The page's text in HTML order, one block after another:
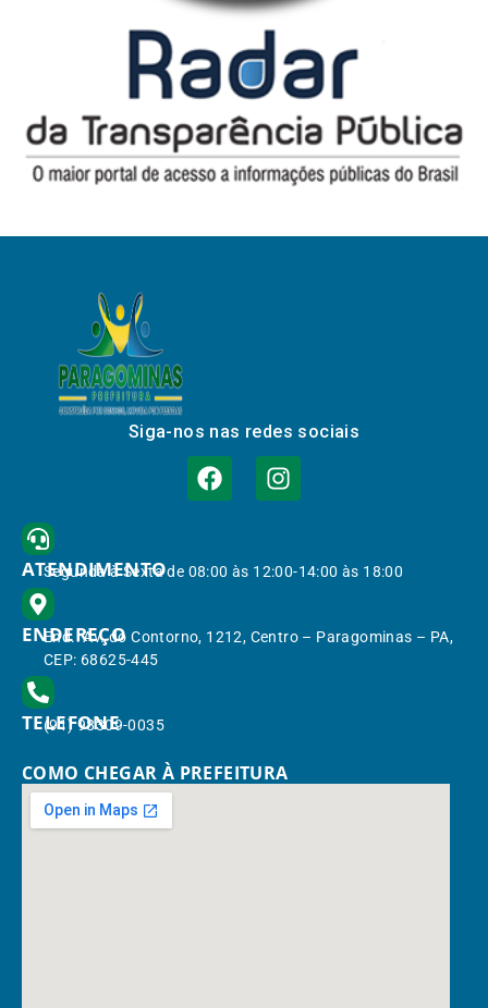
Siga-nos nas redes sociais
ATENDIMENTO
Segunda à Sexta de 08:00 às 12:00-14:00 às 18:00
ENDEREÇO
End.: Av. do Contorno, 1212, Centro – Paragominas – PA,
CEP: 68625-445
TELEFONE
(91) 98309-0035
COMO CHEGAR À PREFEITURA